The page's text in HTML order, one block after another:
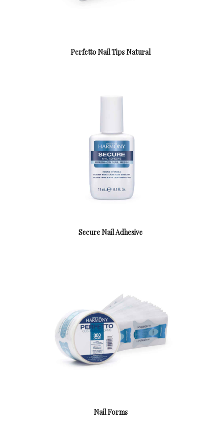
Perfetto Nail Tips Natural
Secure Nail Adhesive
Nail Forms